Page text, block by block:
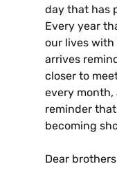
day that has
Every year
our lives with
arrives
closer to
every month,
reminder
becoming
Dear